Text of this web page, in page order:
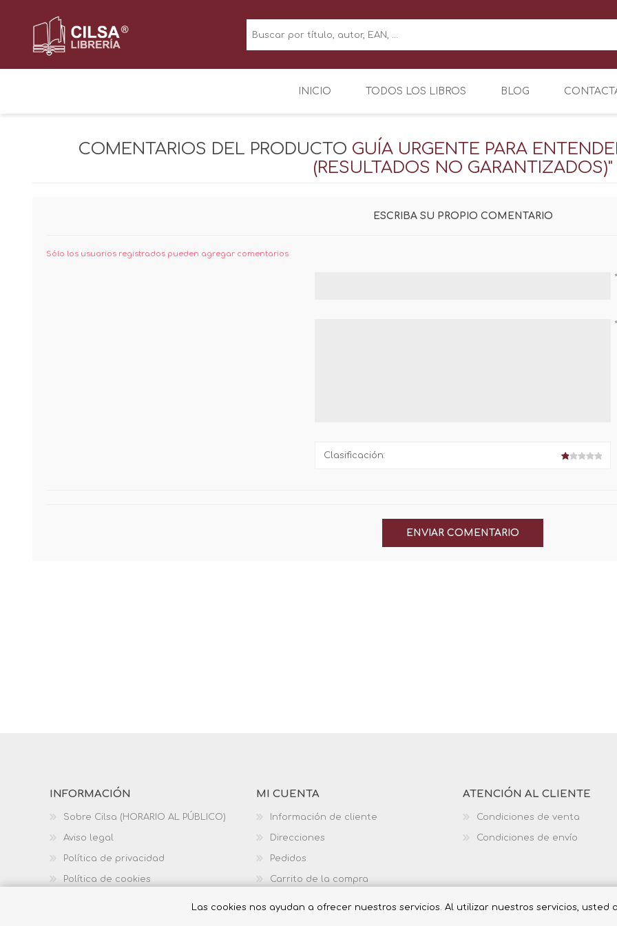
INICIO TODOS LOS LIBROS BLOG
COMENTARIOS DEL PRODUCTO GUÍA URGENTE PARA
(RESULTADOS NO GARANTIZADOS)"
ESCRIBA SU PROPIO COMENTARIO
Sólo los usuarios registrados pueden agregar comentarios
Clasificación:
INFORMACIÓN
Sobre Cilsa (HORARIO AL PÚBLICO)
Aviso legal
Política de privacidad
Política de cookies
MI CUENTA
Información de cliente
Direcciones
Pedidos
Carrito de la compra
ATENCIÓN AL CLIENTE
Condiciones de venta
Condiciones de envío
Las cookies nos ayudan a ofrecer nuestros servicios. Al utilizar nuestros servicios, usted